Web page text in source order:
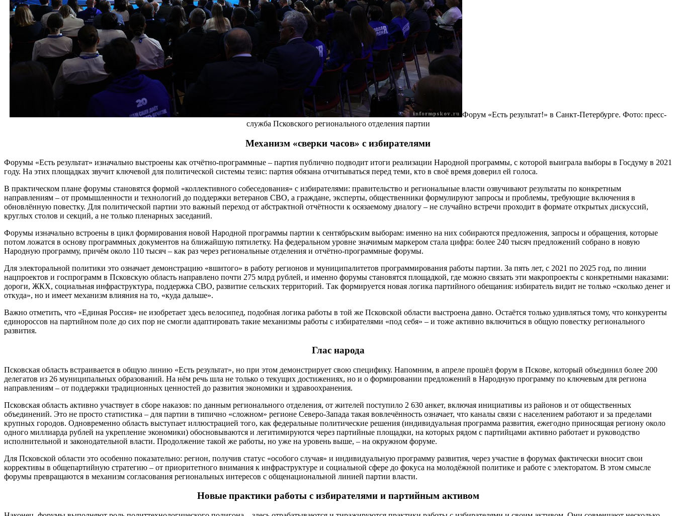
Форум «Есть результат!» в Санкт-Петербурге. Фото: пресс-
служба Псковского регионального отделения партии
Механизм «сверки часов» с избирателями
Форумы «Есть результат» изначально выстроены как отчётно-программные – партия публично подводит итоги реализации Народной программы, с которой выиграла выборы в Госдуму в 2021
году. На этих площадках звучит ключевой для политической системы тезис: партия обязана отчитываться перед теми, кто в своё время доверил ей голоса.
В практическом плане форумы становятся формой «коллективного собеседования» с избирателями: правительство и региональные власти озвучивают результаты по конкретным
направлениям – от промышленности и технологий до поддержки ветеранов СВО, а граждане, эксперты, общественники формулируют запросы и проблемы, требующие включения в
обновлённую повестку. Для политической партии это важный переход от абстрактной отчётности к осязаемому диалогу – не случайно встречи проходит в формате открытых дискуссий,
круглых столов и секций, а не только пленарных заседаний.
Форумы изначально встроены в цикл формирования новой Народной программы партии к сентябрьским выборам: именно на них собираются предложения, запросы и обращения, которые
потом ложатся в основу программных документов на ближайшую пятилетку. На федеральном уровне значимым маркером стала цифра: более 240 тысяч предложений собрано в новую
Народную программу, причём около 110 тысяч – как раз через региональные отделения и отчётно-программные форумы.
Для электоральной политики это означает демонстрацию «вшитого» в работу регионов и муниципалитетов программирования работы партии. За пять лет, с 2021 по 2025 год, по линии
нацпроектов и госпрограмм в Псковскую область направлено почти 275 млрд рублей, и именно форумы становятся площадкой, где можно связать эти макропроекты с конкретными наказами:
дороги, ЖКХ, социальная инфраструктура, поддержка СВО, развитие сельских территорий. Так формируется новая логика партийного обещания: избиратель видит не только «сколько денег и
откуда», но и имеет механизм влияния на то, «куда дальше».
Важно отметить, что «Единая Россия» не изобретает здесь велосипед, подобная логика работы в той же Псковской области выстроена давно. Остаётся только удивляться тому, что конкуренты
единороссов на партийном поле до сих пор не смогли адаптировать такие механизмы работы с избирателями «под себя» – и тоже активно включиться в общую повестку регионального
развития.
Глас народа
Псковская область встраивается в общую линию «Есть результат», но при этом демонстрирует свою специфику. Напомним, в апреле прошёл форум в Пскове, который объединил более 200
делегатов из 26 муниципальных образований. На нём речь шла не только о текущих достижениях, но и о формировании предложений в Народную программу по ключевым для региона
направлениям – от поддержки традиционных ценностей до развития экономики и здравоохранения.
Псковская область активно участвует в сборе наказов: по данным регионального отделения, от жителей поступило 2 630 анкет, включая инициативы из районов и от общественных
объединений. Это не просто статистика – для партии в типично «сложном» регионе Северо-Запада такая вовлечённость означает, что каналы связи с населением работают и за пределами
крупных городов. Одновременно область выступает иллюстрацией того, как федеральные политические решения (индивидуальная программа развития, ежегодно приносящая региону около
одного миллиарда рублей на укрепление экономики) обосновываются и легитимируются через партийные площадки, на которых рядом с партийцами активно работает и руководство
исполнительной и законодательной власти. Продолжение такой же работы, но уже на уровень выше, – на окружном форуме.
Для Псковской области это особенно показательно: регион, получив статус «особого случая» и индивидуальную программу развития, через участие в форумах фактически вносит свои
коррективы в общепартийную стратегию – от приоритетного внимания к инфраструктуре и социальной сфере до фокуса на молодёжной политике и работе с электоратом. В этом смысле
форумы превращаются в механизм согласования региональных интересов с общенациональной линией партии власти.
Новые практики работы с избирателями и партийным активом